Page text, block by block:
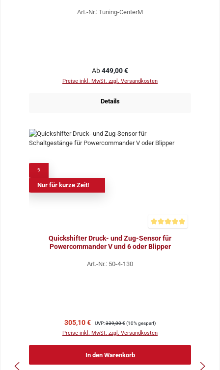
Art.-Nr.: Tuning-CenterM
Regulärer Preis:
Ab449,00 €
Preise inkl. MwSt. zzgl. Versandkosten
Details
Nur für kurze Zeit!
Quickshifter Druck- und Zug-Sensor für
Powercommander V und 6 oder Blipper
Art.-Nr.: 50-4-130
Verkaufspreis:
305,10 € Regulärer Preis:
UVP:339,00 €(10% gespart)
Preise inkl. MwSt. zzgl. Versandkosten
In den Warenkorb